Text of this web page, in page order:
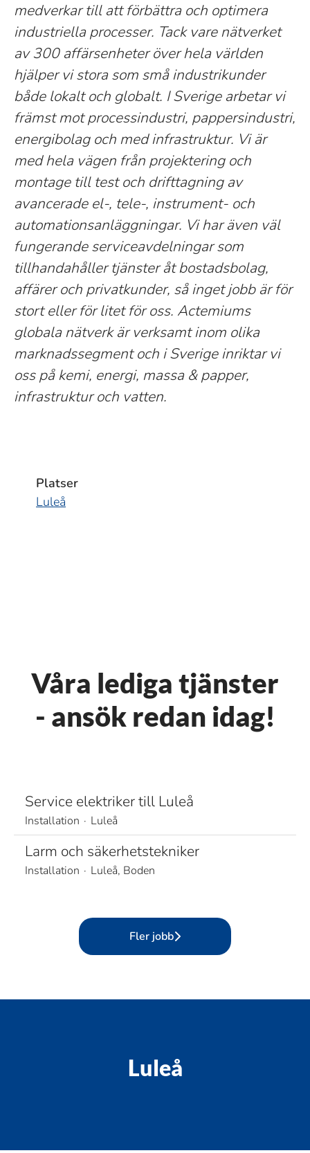
medverkar till att förbättra och optimera
industriella processer. Tack vare nätverket
av 300 affärsenheter över hela världen
hjälper vi stora som små industrikunder
både lokalt och globalt. I Sverige arbetar vi
främst mot processindustri, pappersindustri,
energibolag och med infrastruktur. Vi är
med hela vägen från projektering och
montage till test och drifttagning av
avancerade el-, tele-, instrument- och
automationsanläggningar. Vi har även väl
fungerande serviceavdelningar som
tillhandahåller tjänster åt bostadsbolag,
affärer och privatkunder, så inget jobb är för
stort eller för litet för oss. Actemiums
globala nätverk är verksamt inom olika
marknadssegment och i Sverige inriktar vi
oss på kemi, energi, massa & papper,
infrastruktur och vatten.
Platser
Luleå
Våra lediga tjänster
- ansök redan idag!
Service elektriker till Luleå
Installation · Luleå
Larm och säkerhetstekniker
Installation · Luleå, Boden
Fler jobb
Luleå